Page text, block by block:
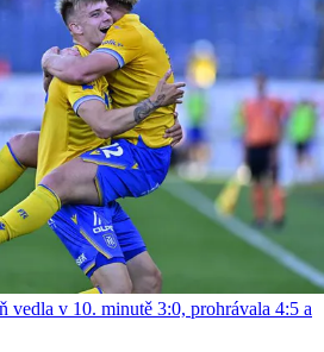
vedla v 10. minutě 3:0, prohrávala 4:5 a